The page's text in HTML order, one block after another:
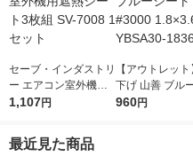
セーブ・インダストリ
ー エアコン室外機用
遮熱シート3枚組 SV-7
1,107円
【アウトレッ
下げ 山善 ブル
ト #3000
960円
最近見た商品